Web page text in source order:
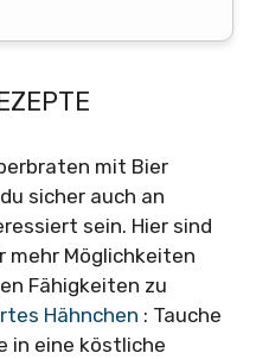
mit Bier
sicher auch an
sein. Hier sind
mehr Möglichkeiten
Fähigkeiten zu
Hähnchen : Tauche
in eine köstliche